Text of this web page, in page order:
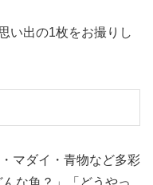
い出の1枚をお撮りし
マダイ・青物など多彩
な魚？」「どうやっ